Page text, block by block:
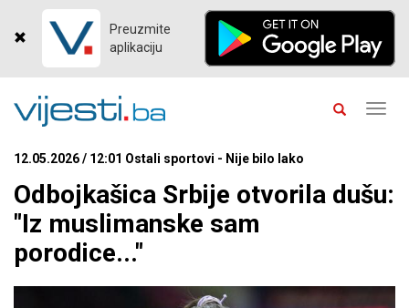
Preuzmite
aplikaciju
12.05.2026 / 12:01 Ostali sportovi - Nije bilo lako
Odbojkašica Srbije otvorila dušu:
"Iz muslimanske sam
porodice..."